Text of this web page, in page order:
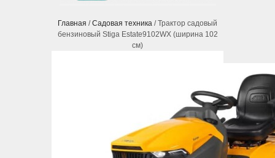
Главная /Садовая техника / Трактор садовый
бензиновый Stiga Estate9102WX (ширина 102
см)